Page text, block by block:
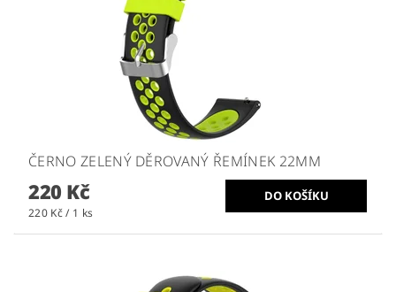
ČERNO ZELENÝ DĚROVANÝ ŘEMÍNEK 22MM
220 Kč
220 Kč / 1 ks